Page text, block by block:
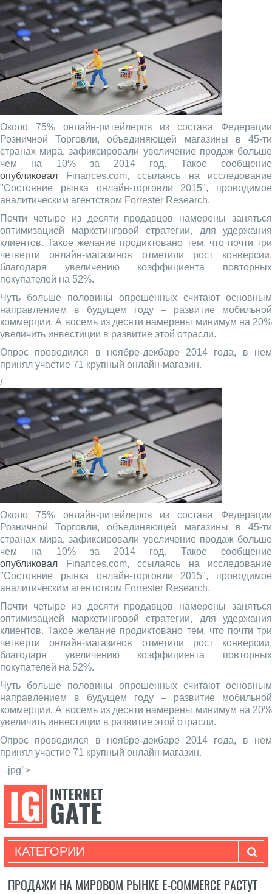
Около 75% онлайн-ритейлеров из состава Федерации
Розничной Торговли, объединяющей магазины в 45-ти
странах мира, зафиксировали увеличение продаж больше
чем на 10% за 2014 год. Такое сообщение
опубликовал Finances.com, ссылаясь на исследование
"Состояние рынка онлайн-торговли 2015", проводимое
аналитическим агентством Forrester Research.
Почти четыре из десяти продавцов намерены заняться
оптимизацией маркетинговой стратегии, для удержания
клиентов. Такое желание продиктовано тем, что почти три
четверти онлайн-магазинов отметили рост конверсии,
благодаря увеличению коэффициента повторных
покупателей на 52%.
Чуть больше половины опрошенных считают основным
направлением в будущем году – развитие мобильной
коммерции. А восемь из десяти намерены минимум на 20%
увеличить инвестиции в развитие этой отрасли.
Опрос проводился в ноябре-декбаре 2014 года, в нем
принял участие 71 крупный онлайн-магазин.
/
Около 75% онлайн-ритейлеров из состава Федерации
Розничной Торговли, объединяющей магазины в 45-ти
странах мира, зафиксировали увеличение продаж больше
чем на 10% за 2014 год. Такое сообщение
опубликовал Finances.com, ссылаясь на исследование
"Состояние рынка онлайн-торговли 2015", проводимое
аналитическим агентством Forrester Research.
Почти четыре из десяти продавцов намерены заняться
оптимизацией маркетинговой стратегии, для удержания
клиентов. Такое желание продиктовано тем, что почти три
четверти онлайн-магазинов отметили рост конверсии,
благодаря увеличению коэффициента повторных
покупателей на 52%.
Чуть больше половины опрошенных считают основным
направлением в будущем году – развитие мобильной
коммерции. А восемь из десяти намерены минимум на 20%
увеличить инвестиции в развитие этой отрасли.
Опрос проводился в ноябре-декбаре 2014 года, в нем
принял участие 71 крупный онлайн-магазин.
_.jpg">
КАТЕГОРИИ
ПРОДАЖИ НА МИРОВОМ РЫНКЕ E-COMMERCE РАСТУТ